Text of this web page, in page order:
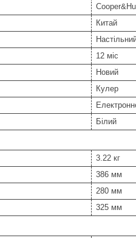
Китай
12 міс
Новий
Кулер
Білий
3.22 кг
386 мм
280 мм
325 мм